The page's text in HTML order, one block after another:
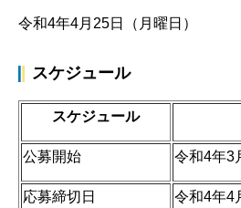
令和4年4月25日（月曜日）
スケジュール
スケジュール
公募開始 令和4年3
応募締切日 令和4年4